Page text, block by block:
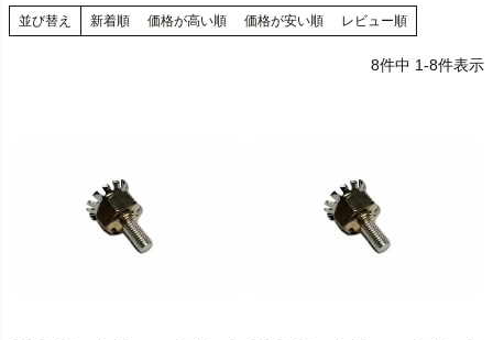
並び替え 新着順 価格が高い順 価格が安い順 レビュー順
8件中 1-8件表示